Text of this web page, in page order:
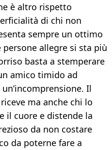
è altro rispetto
di chi non
sempre un ottimo
allegre si sta più
basta a stemperare
amico timido ad
Il
ma anche chi lo
il cuore e distende la
da non costare
da poterne fare a